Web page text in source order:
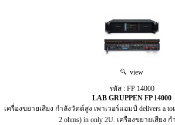
view
รหัส : FP 14000
LAB GRUPPEN FP 14000
เครื่องขยายเสียง กำลังวัตต์สูง เพาเวอร์แอมป์ delivers a
2 ohms) in only 2U. เครื่องขยายเสียง